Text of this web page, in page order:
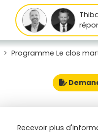
Programme Le clos
Recevoir plus